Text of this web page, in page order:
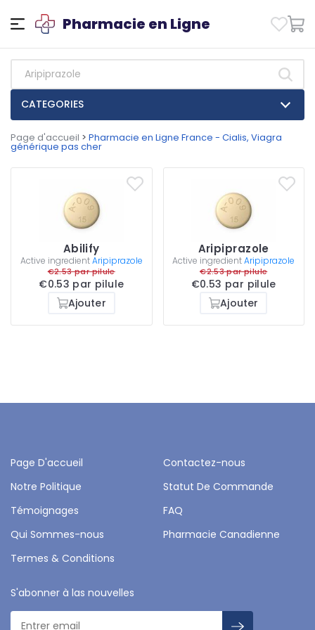
Pharmacie en Ligne
CATEGORIES
Page d'accueil > Pharmacie en Ligne France - Cialis, Viagra
générique pas cher
Abilify
Active ingredientAripiprazole
€2.53 par pilule
€0.53 par pilule
Ajouter
Aripiprazole
Active ingredientAripiprazole
€2.53 par pilule
€0.53 par pilule
Ajouter
Page D'accueil
Contactez-nous
Notre Politique
Statut De Commande
Témoignages
FAQ
Qui Sommes-nous
Pharmacie Canadienne
Termes & Conditions
S'abonner à las nouvelles